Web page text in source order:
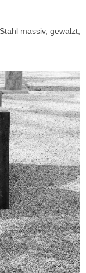
massiv, gewalzt,